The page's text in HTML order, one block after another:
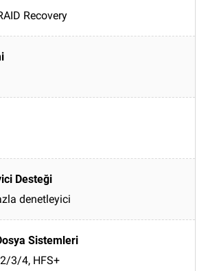
Recovery
denetleyici
3/4, HFS+